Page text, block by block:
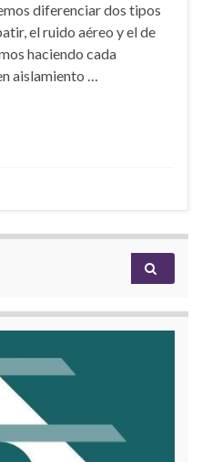
diferenciar dos tipos
el ruido aéreo y el de
haciendo cada
aislamiento …